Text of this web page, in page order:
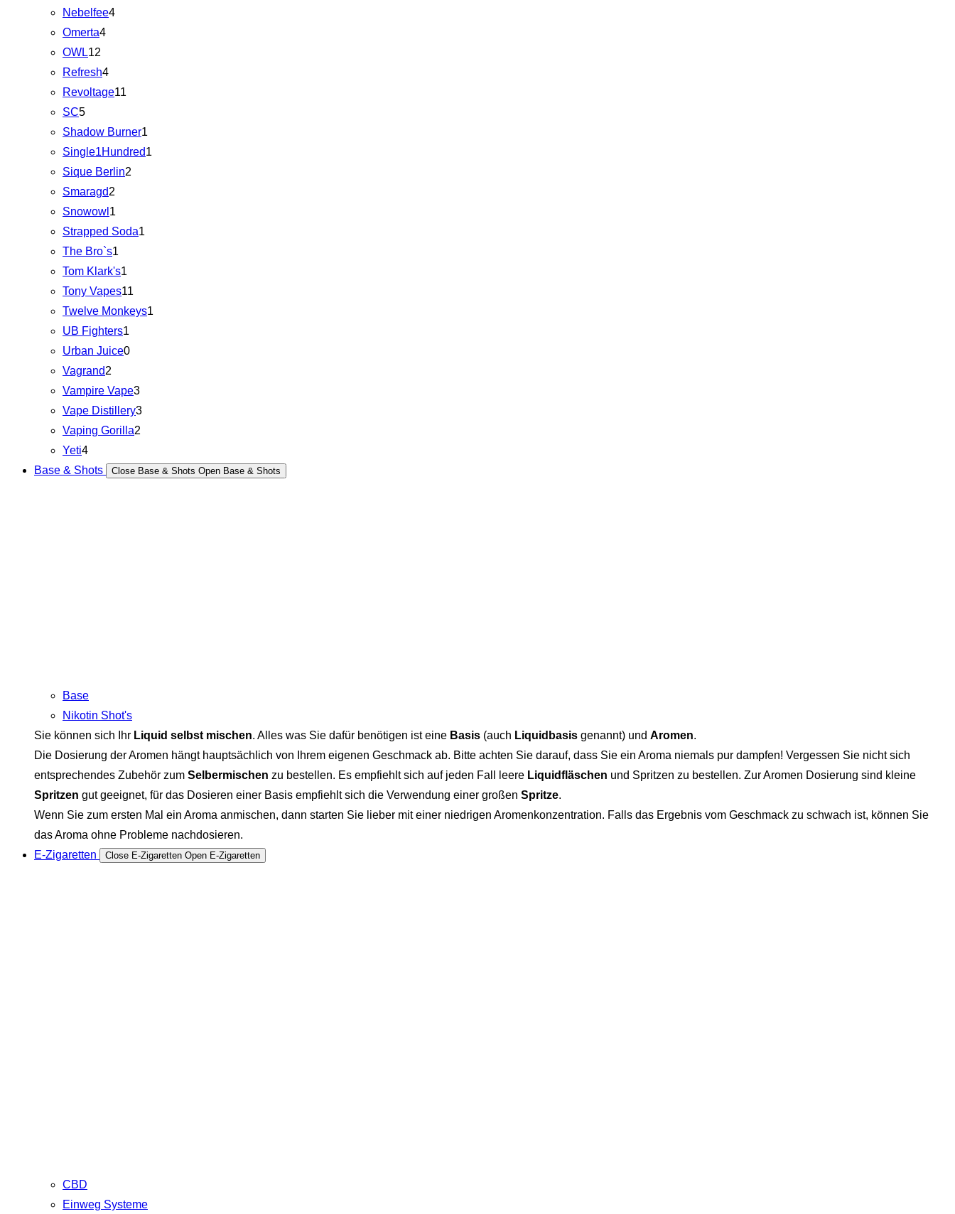
Nebelfee4
Omerta4
OWL12
Refresh4
Revoltage11
SC5
Shadow Burner1
Single1Hundred1
Sique Berlin2
Smaragd2
Snowowl 1
Strapped Soda1
The Bro`s1
Tom Klark's1
Tony Vapes11
Twelve Monkeys1
UB Fighters1
Urban Juice0
Vagrand2
Vampire Vape3
Vape Distillery3
Vaping Gorilla2
Yeti4
Base & Shots
Close Base & Shots Open Base & Shots
Base
Nikotin Shot's
Sie können sich Ihr Liquid selbst mischen. Alles was Sie dafür benötigen ist eine Basis (auch Liquidbasis genannt) und Aromen.
Die Dosierung der Aromen hängt hauptsächlich von Ihrem eigenen Geschmack ab. Bitte achten Sie darauf, dass Sie ein Aroma niemals pur dampfen! Vergessen Sie nicht sich
entsprechendes Zubehör zum Selbermischen zu bestellen. Es empfiehlt sich auf jeden Fall leere Liquidfläschen und Spritzen zu bestellen. Zur Aromen Dosierung sind kleine
Spritzen gut geeignet, für das Dosieren einer Basis empfiehlt sich die Verwendung einer großen Spritze.
Wenn Sie zum ersten Mal ein Aroma anmischen, dann starten Sie lieber mit einer niedrigen Aromenkonzentration. Falls das Ergebnis vom Geschmack zu schwach ist, können Sie
das Aroma ohne Probleme nachdosieren.
E-Zigaretten
Close E-Zigaretten Open E-Zigaretten
CBD
Einweg Systeme